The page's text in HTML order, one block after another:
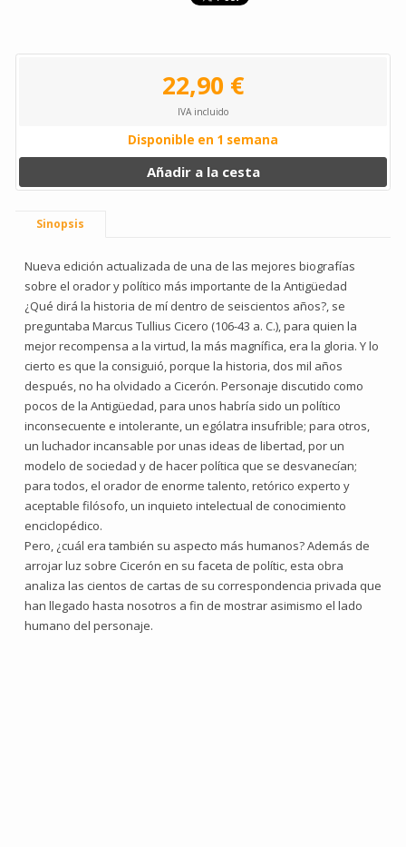
22,90 €
IVA incluido
Disponible en 1 semana
Añadir a la cesta
Sinopsis
Nueva edición actualizada de una de las mejores biografías
sobre el orador y político más importante de la Antigüedad
¿Qué dirá la historia de mí dentro de seiscientos años?, se
preguntaba Marcus Tullius Cicero (106-43 a. C.), para quien la
mejor recompensa a la virtud, la más magnífica, era la gloria. Y lo
cierto es que la consiguió, porque la historia, dos mil años
después, no ha olvidado a Cicerón. Personaje discutido como
pocos de la Antigüedad, para unos habría sido un político
inconsecuente e intolerante, un ególatra insufrible; para otros,
un luchador incansable por unas ideas de libertad, por un
modelo de sociedad y de hacer política que se desvanecían;
para todos, el orador de enorme talento, retórico experto y
aceptable filósofo, un inquieto intelectual de conocimiento
enciclopédico.
Pero, ¿cuál era también su aspecto más humanos? Además de
arrojar luz sobre Cicerón en su faceta de polític, esta obra
analiza las cientos de cartas de su correspondencia privada que
han llegado hasta nosotros a fin de mostrar asimismo el lado
humano del personaje.